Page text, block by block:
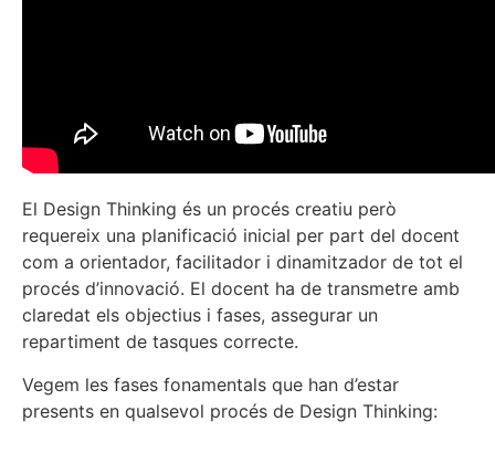
El Design Thinking és un procés creatiu però
requereix una planificació inicial per part del docent
com a orientador, facilitador i dinamitzador de tot el
procés d’innovació. El docent ha de transmetre amb
claredat els objectius i fases, assegurar un
repartiment de tasques correcte.
Vegem les fases fonamentals que han d’estar
presents en qualsevol procés de Design Thinking: